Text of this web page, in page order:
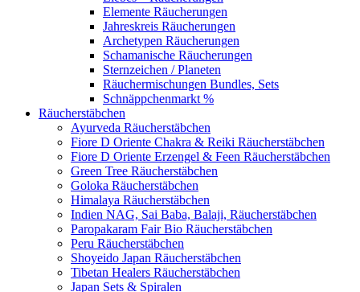
Elemente Räucherungen
Jahreskreis Räucherungen
Archetypen Räucherungen
Schamanische Räucherungen
Sternzeichen / Planeten
Räuchermischungen Bundles, Sets
Schnäppchenmarkt %
Räucherstäbchen
Ayurveda Räucherstäbchen
Fiore D Oriente Chakra & Reiki Räucherstäbchen
Fiore D Oriente Erzengel & Feen Räucherstäbchen
Green Tree Räucherstäbchen
Goloka Räucherstäbchen
Himalaya Räucherstäbchen
Indien NAG, Sai Baba, Balaji, Räucherstäbchen
Paropakaram Fair Bio Räucherstäbchen
Peru Räucherstäbchen
Shoyeido Japan Räucherstäbchen
Tibetan Healers Räucherstäbchen
Japan Sets & Spiralen